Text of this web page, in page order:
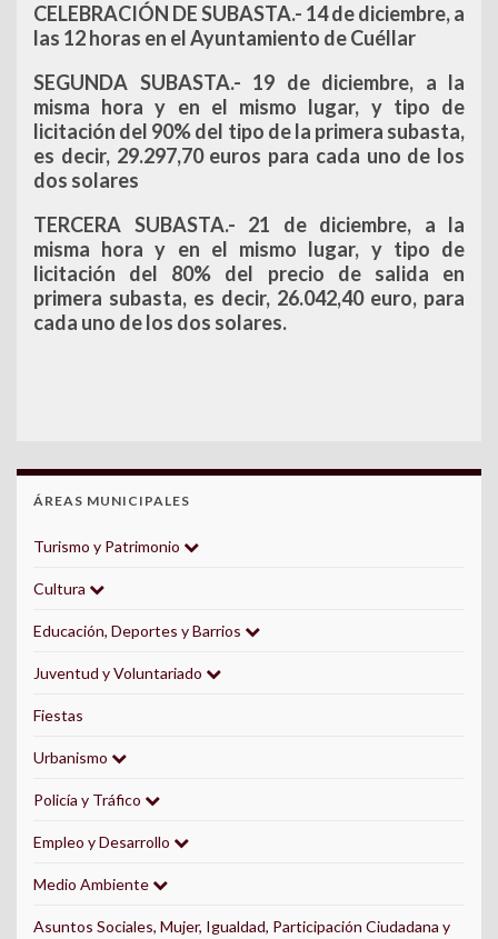
CELEBRACIÓN DE SUBASTA.- 14 de diciembre, a
las 12 horas en el Ayuntamiento de Cuéllar
SEGUNDA SUBASTA.- 19 de diciembre, a la
misma hora y en el mismo lugar, y tipo de
licitación del 90% del tipo de la primera subasta,
es decir, 29.297,70 euros para cada uno de los
dos solares
TERCERA SUBASTA.- 21 de diciembre, a la
misma hora y en el mismo lugar, y tipo de
licitación del 80% del precio de salida en
primera subasta, es decir, 26.042,40 euro, para
cada uno de los dos solares.
ÁREAS MUNICIPALES
Turismo y Patrimonio
Cultura
Educación, Deportes y Barrios
Juventud y Voluntariado
Fiestas
Urbanismo
Policía y Tráfico
Empleo y Desarrollo
Medio Ambiente
Asuntos Sociales, Mujer, Igualdad, Participación Ciudadana y